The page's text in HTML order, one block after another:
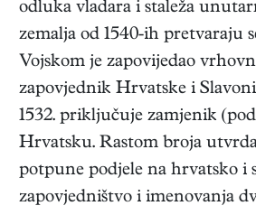
odluka vladara i staleža
zemalja od 1540-ih pretvaraju
Vojskom je zapovijedao
zapovjednik Hrvatske i
1532. priključuje zamjenik
Hrvatsku. Rastom broja utvrda
potpune podjele na hrvatsko i
zapovjedništvo i imenovanja